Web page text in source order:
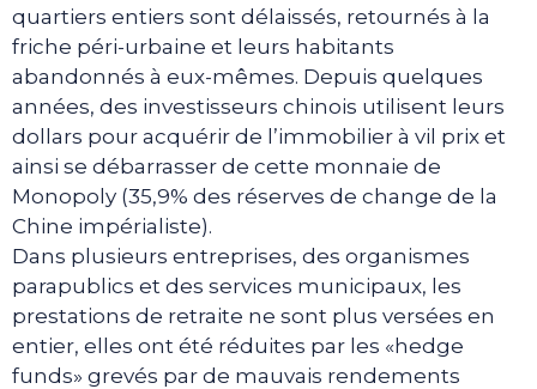
quartiers entiers sont délaissés, retournés à la
friche péri-urbaine et leurs habitants
abandonnés à eux-mêmes. Depuis quelques
années, des investisseurs chinois utilisent leurs
dollars pour acquérir de l’immobilier à vil prix et
ainsi se débarrasser de cette monnaie de
Monopoly (35,9% des réserves de change de la
Chine impérialiste).
Dans plusieurs entreprises, des organismes
parapublics et des services municipaux, les
prestations de retraite ne sont plus versées en
entier, elles ont été réduites par les «hedge
funds» grevés par de mauvais rendements